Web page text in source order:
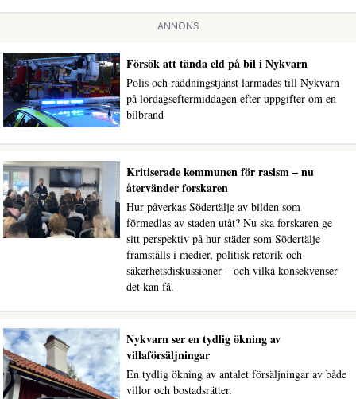
ANNONS
Försök att tända eld på bil i Nykvarn
Polis och räddningstjänst larmades till Nykvarn
på lördagseftermiddagen efter uppgifter om en
bilbrand
Kritiserade kommunen för rasism – nu
återvänder forskaren
Hur påverkas Södertälje av bilden som
förmedlas av staden utåt? Nu ska forskaren ge
sitt perspektiv på hur städer som Södertälje
framställs i medier, politisk retorik och
säkerhetsdiskussioner – och vilka konsekvenser
det kan få.
Nykvarn ser en tydlig ökning av
villaförsäljningar
En tydlig ökning av antalet försäljningar av både
villor och bostadsrätter.